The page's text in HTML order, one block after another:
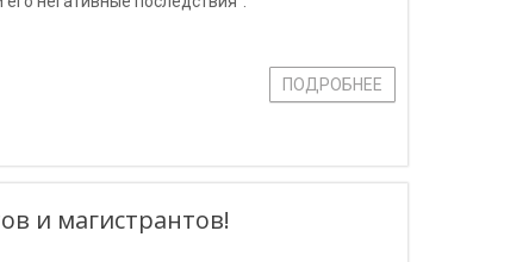
ПОДРОБНЕЕ
и магистрантов!